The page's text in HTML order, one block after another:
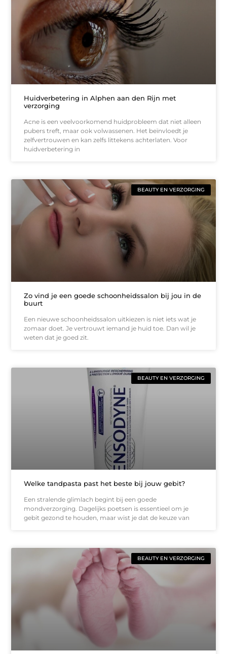
Huidverbetering in Alphen aan den Rijn met
verzorging
Acne is een veelvoorkomend huidprobleem dat niet alleen
pubers treft, maar ook volwassenen. Het beïnvloedt je
zelfvertrouwen en kan zelfs littekens achterlaten. Voor
huidverbetering in
BEAUTY EN VERZORGING
Zo vind je een goede schoonheidssalon bij jou in de
buurt
Een nieuwe schoonheidssalon uitkiezen is niet iets wat je
zomaar doet. Je vertrouwt iemand je huid toe. Dan wil je
weten dat je goed zit.
BEAUTY EN VERZORGING
Welke tandpasta past het beste bij jouw gebit?
Een stralende glimlach begint bij een goede
mondverzorging. Dagelijks poetsen is essentieel om je
gebit gezond te houden, maar wist je dat de keuze van
BEAUTY EN VERZORGING